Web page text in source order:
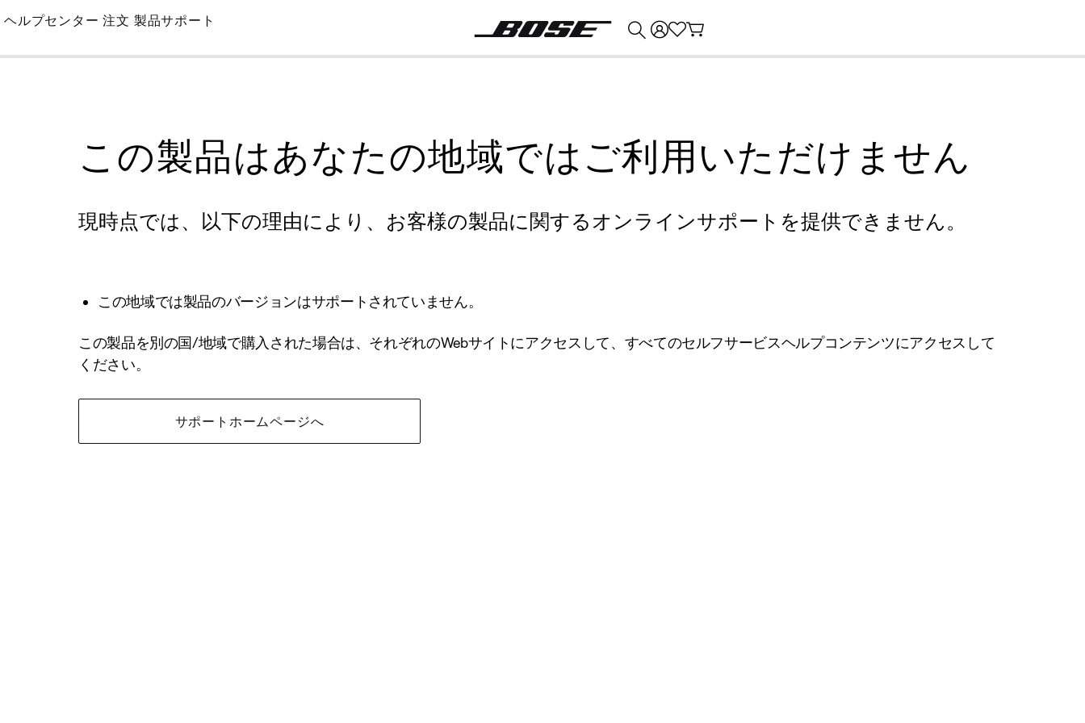
Skip
Main
ヘルプセンター 注文 製品サポート
この製品はあなたの地域ではご利用いただけません
現時点では、以下の理由により、お客様の製品に関するオンラインサポートを提供できません。
この地域では製品のバージョンはサポートされていません。
この製品を別の国/地域で購入された場合は、それぞれのWebサイトにアクセスして、すべてのセルフサービスヘルプコンテンツにアクセスして
ください。
サポートホームページへ